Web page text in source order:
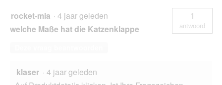
rocket-mia · 4 jaar geleden
welche Maße hat die Katzenklappe
1
antwoord
klaser · 4 jaar geleden